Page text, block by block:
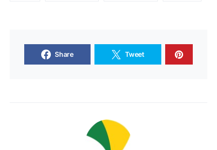
Share Tweet